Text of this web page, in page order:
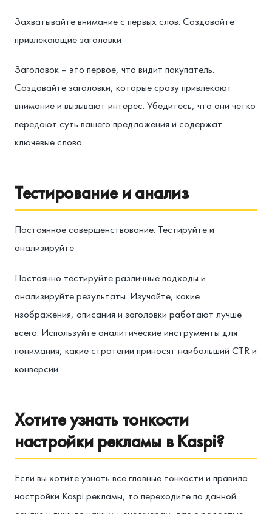
Захватывайте внимание с первых слов: Создавайте
привлекающие заголовки
Заголовок – это первое, что видит покупатель.
Создавайте заголовки, которые сразу привлекают
внимание и вызывают интерес. Убедитесь, что они четко
передают суть вашего предложения и содержат
ключевые слова.
Тестирование и анализ
Постоянное совершенствование: Тестируйте и
анализируйте
Постоянно тестируйте различные подходы и
анализируйте результаты. Изучайте, какие
изображения, описания и заголовки работают лучше
всего. Используйте аналитические инструменты для
понимания, какие стратегии приносят наибольший CTR и
конверсии.
Хотите узнать тонкости
настройки рекламы в Kaspi?
Если вы хотите узнать все главные тонкости и правила
настройки Kaspi рекламы, то переходите по данной